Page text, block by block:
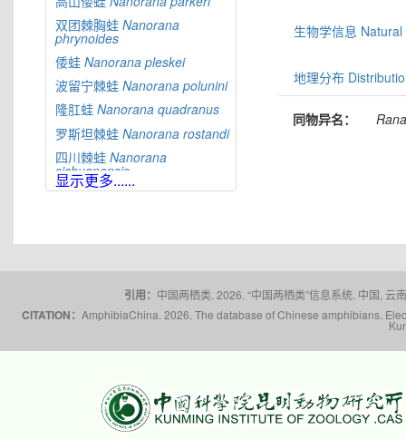
双团棘胸蛙 Nanorana
phrynoides
倭蛙 Nanorana pleskei
波留宁棘蛙 Nanorana polunini
隆肛蛙 Nanorana quadranus
罗斯坦棘蛙 Nanorana rostandi
四川棘蛙 Nanorana
sichuanensis
太行隆肛蛙Nanorana
Nanorana
wenshanensis
云南棘蛙Nanorana
隆子棘蛙Nanorana
zhaoermii
昭通棘蛙Nanorana
zhaotongensis
显示更多......
生物学信息
地理分布
同物异名： Rana
引用： 中国两栖类. 2026. “中国两栖类”信息系统. 中国,
CITATION： AmphibiaChina. 2026. The database of Chinese amphibians.